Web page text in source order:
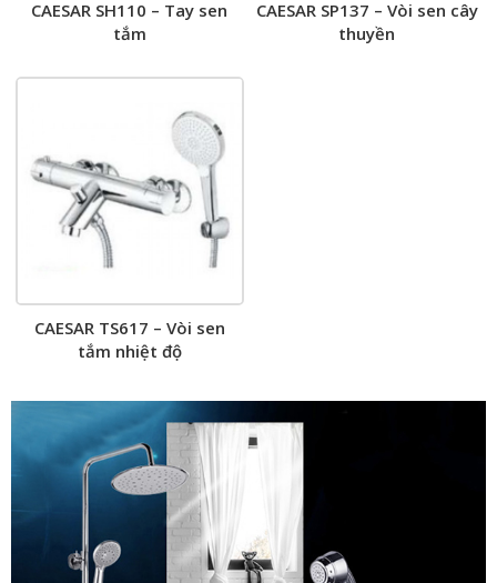
CAESAR SH110 – Tay sen
tắm
CAESAR SP137 – Vòi sen cây
thuyền
CAESAR TS617 – Vòi sen
tắm nhiệt độ